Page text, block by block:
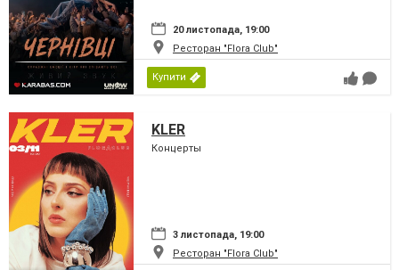
20 листопада, 19:00
Ресторан "Flora Club"
Купити
KLER
Концерты
3 листопада, 19:00
Ресторан "Flora Club"